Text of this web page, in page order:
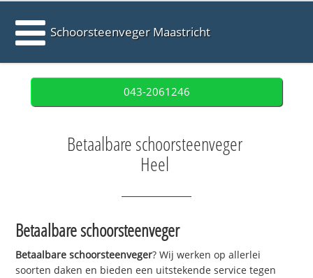
Schoorsteenveger Maastricht
043-2061246
Betaalbare schoorsteenveger
Heel
Betaalbare schoorsteenveger
Betaalbare schoorsteenveger? Wij werken op allerlei
soorten daken en bieden een uitstekende service tegen